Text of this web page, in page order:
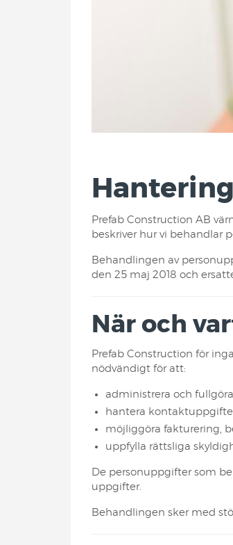
Prefab Construction AB
beskriver hur vi behandlar
Behandlingen av
den 25 maj 2018 och
När och
Prefab Construction för
nödvändigt för att:
administrera och
hantera
möjliggöra fakturering,
uppfylla rättsliga
De personuppgifter som
uppgifter.
Behandlingen sker med